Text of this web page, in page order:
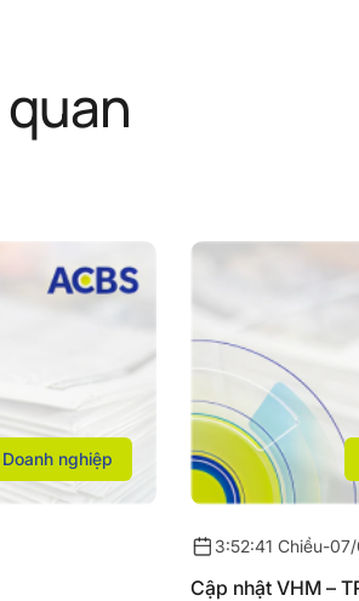
nghiệp
3:52:41 Chiều-
Cập nhật VHM –